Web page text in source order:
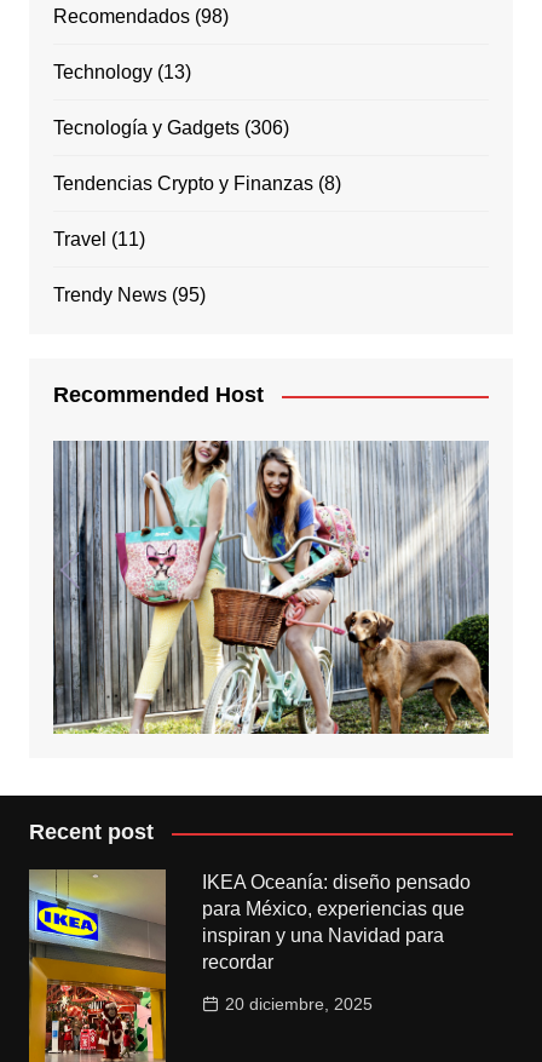
Recomendados(98)
Technology(13)
Tecnología y Gadgets(306)
Tendencias Crypto y Finanzas(8)
Travel (11)
Trendy News(95)
Recommended Host
Recent post
IKEA Oceanía: diseño pensado
para México, experiencias que
inspiran y una Navidad para
recordar
20 diciembre, 2025